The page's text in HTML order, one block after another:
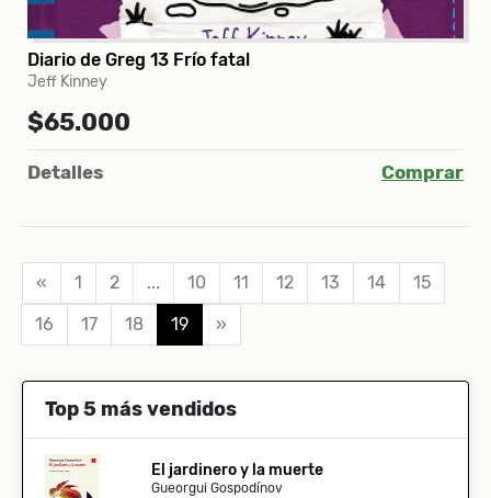
Top 5 más vendidos
El jardinero y la muerte
Gueorgui Gospodínov
Diario de Greg 13 Frío fatal
Jeff Kinney
$65.000
Detalles Comprar
« 1 2 ... 10 11 12 13 14
15
16
17 18 19 »